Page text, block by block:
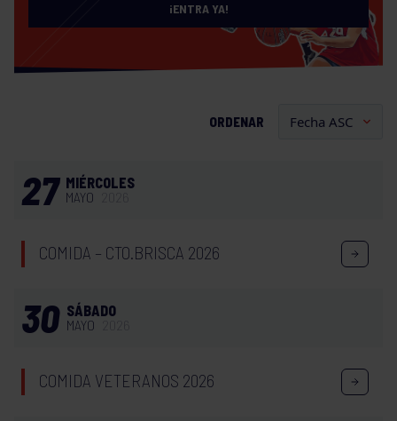
¡ENTRA YA!
ORDENAR
27 MIÉRCOLES
MAYO
COMIDA – CTO.BRISCA 2026
30 SÁBADO
MAYO
COMIDA VETERANOS 2026